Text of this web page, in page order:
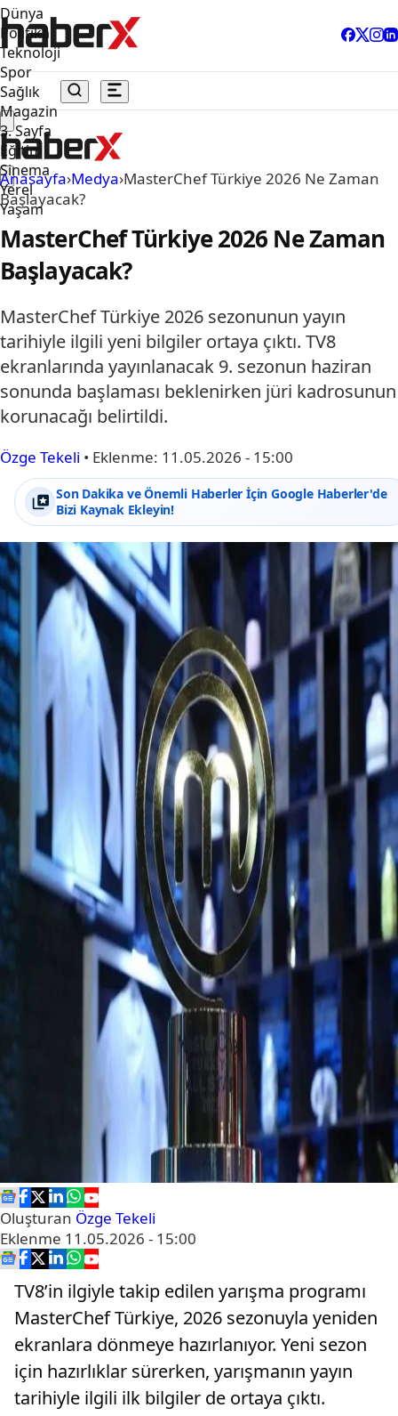
Dünya
Politika
Teknoloji
Spor
Sağlık
Magazin
3. Sayfa
Eğitim
Sinema
Yerel
Yaşam
Anasayfa›Medya›MasterChef Türkiye 2026 Ne Zaman
Başlayacak?
MasterChef Türkiye 2026 Ne Zaman
Başlayacak?
MasterChef Türkiye 2026 sezonunun yayın
tarihiyle ilgili yeni bilgiler ortaya çıktı. TV8
ekranlarında yayınlanacak 9. sezonun haziran
sonunda başlaması beklenirken jüri kadrosunun
korunacağı belirtildi.
Özge Tekeli • Eklenme: 11.05.2026 - 15:00
Son Dakika ve Önemli Haberler İçin Google Haberler'de
Bizi Kaynak Ekleyin!
Oluşturan Özge Tekeli
Eklenme 11.05.2026 - 15:00
TV8’in ilgiyle takip edilen yarışma programı
MasterChef Türkiye, 2026 sezonuyla yeniden
ekranlara dönmeye hazırlanıyor. Yeni sezon
için hazırlıklar sürerken, yarışmanın yayın
tarihiyle ilgili ilk bilgiler de ortaya çıktı.